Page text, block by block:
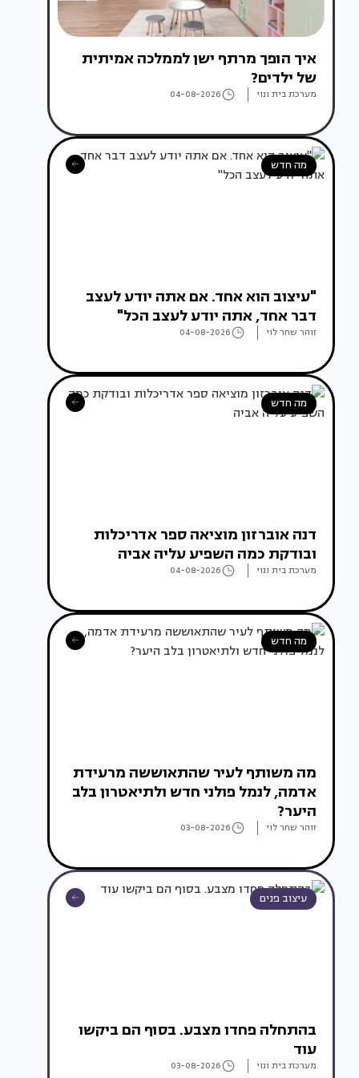
איך הופך מרתף ישן לממלכה אמיתית
של ילדים?
מערכת בית ונוי 04-08-2026
מה חדש
"עיצוב הוא אחד. אם אתה יודע לעצב
דבר אחד, אתה יודע לעצב הכל"
זוהר שחר לוי 04-08-2026
מה חדש
דנה אוברזון מוציאה ספר אדריכלות
ובודקת כמה השפיע עליה אביה
מערכת בית ונוי 04-08-2026
מה חדש
מה משותף לעיר שהתאוששה מרעידת
אדמה, לנמל פולני חדש ולתיאטרון בלב
היער?
זוהר שחר לוי 03-08-2026
עיצוב פנים
בהתחלה פחדו מצבע. בסוף הם ביקשו
עוד
מערכת בית ונוי 03-08-2026